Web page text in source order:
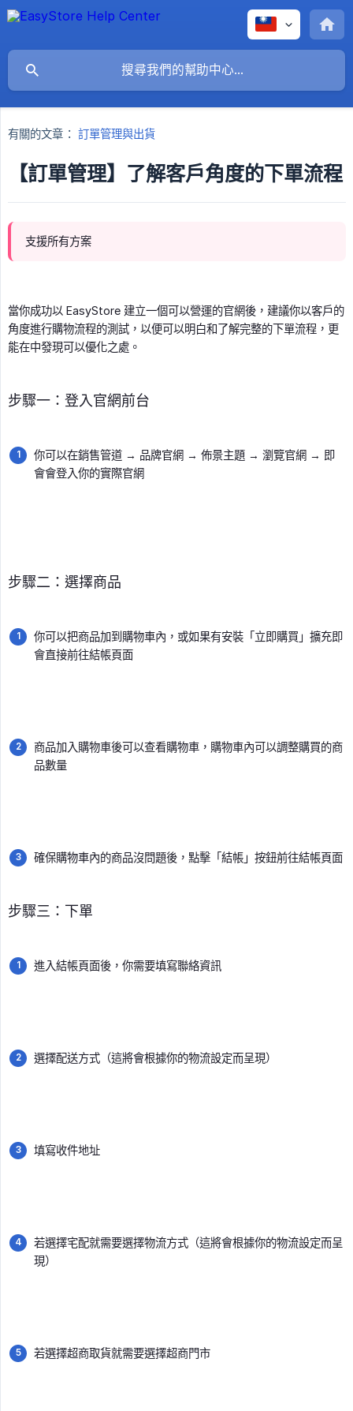
有關的文章： 訂單管理與出貨
【訂單管理】了解客戶角度的下單流程
支援所有方案
當你成功以 EasyStore 建立一個可以營運的官網後，建議你以客戶的
角度進行購物流程的測試，以便可以明白和了解完整的下單流程，更
能在中發現可以優化之處。
步驟一：登入官網前台
你可以在銷售管道 → 品牌官網 → 佈景主題 → 瀏覽官網 → 即
會會登入你的實際官網
步驟二：選擇商品
你可以把商品加到購物車內，或如果有安裝「立即購買」擴充即
會直接前往結帳頁面
商品加入購物車後可以查看購物車，購物車內可以調整購買的商
品數量
確保購物車內的商品沒問題後，點擊「結帳」按鈕前往結帳頁面
步驟三：下單
進入結帳頁面後，你需要填寫聯絡資訊
選擇配送方式（這將會根據你的物流設定而呈現）
填寫收件地址
若選擇宅配就需要選擇物流方式（這將會根據你的物流設定而呈
現）
若選擇超商取貨就需要選擇超商門市